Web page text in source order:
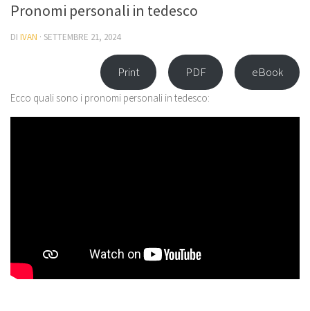
Pronomi personali in tedesco
DI IVAN · SETTEMBRE 21, 2024
Print PDF eBook
Ecco quali sono i pronomi personali in tedesco: